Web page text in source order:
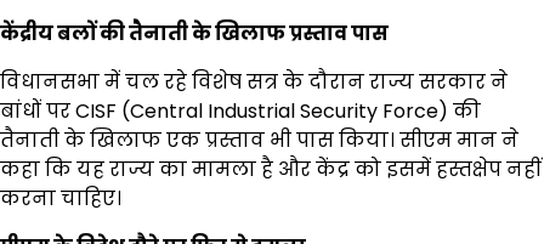
केंद्रीय बलों की तैनाती के खिलाफ प्रस्ताव पास
विधानसभा में चल रहे विशेष सत्र के दौरान राज्य सरकार ने
बांधों पर CISF (Central Industrial Security Force) की
तैनाती के खिलाफ एक प्रस्ताव भी पास किया। सीएम मान ने
कहा कि यह राज्य का मामला है और केंद्र को इसमें हस्तक्षेप नहीं
करना चाहिए।